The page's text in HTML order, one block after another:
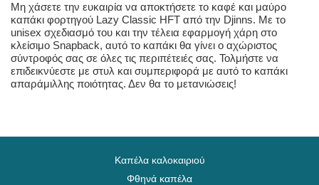
Μη χάσετε την ευκαιρία να αποκτήσετε το καφέ και μαύρο
καπάκι φορτηγού Lazy Classic HFT από την Djinns. Με το
unisex σχεδιασμό του και την τέλεια εφαρμογή χάρη στο
κλείσιμο Snapback, αυτό το καπάκι θα γίνει ο αχώριστος
σύντροφός σας σε όλες τις περιπέτειές σας. Τολμήστε να
επιδεικνύεστε με στυλ και συμπεριφορά με αυτό το καπάκι
απαράμιλλης ποιότητας. Δεν θα το μετανιώσεις!
Καπέλα καλοκαιριού
Φθηνά καπέλα